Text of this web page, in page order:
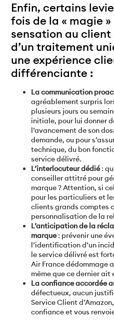
Enfin, certains
fois de la « magie
sensation au client
d’un traitement
une expérience
différenciante :
La communication
agréablement surpris
plusieurs jours ou
initiale, pour lui donner
l’avancement de son
demande, ou pour
technique, du bon
service délivré.
L’interlocuteur dédié:
conseiller attitré pour
marque ? Attention, si
pour les particuliers et
clients grands comptes
personnalisation de la
L’anticipation de la
marque: prévenir une
l’identification d’un
le service délivré est
Air France dédommage
même que ce dernier
La confiance accordée
défectueux, aucun
Service Client
confiance et vous